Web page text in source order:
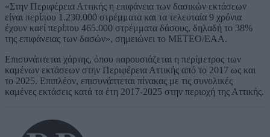
«Στην Περιφέρεια Αττικής η επιφάνεια των δασικών εκτάσεων
είναι περίπου 1.230.000 στρέμματα και τα τελευταία 9 χρόνια
έχουν καεί περίπου 465.000 στρέμματα δάσους, δηλαδή το 38%
της επιφάνειας των δασών», σημειώνει το ΜΕΤΕΟ/ΕΑΑ.
Επισυνάπτεται χάρτης, όπου παρουσιάζεται η περίμετρος των
καμένων εκτάσεων στην Περιφέρεια Αττικής από το 2017 ως και
το 2025. Επιπλέον, επισυνάπτεται πίνακας με τις συνολικές
καμένες εκτάσεις κατά τα έτη 2017-2025 στην περιοχή της Αττικής.